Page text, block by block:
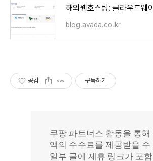
blog.avada.co.kr
공감 구독하기